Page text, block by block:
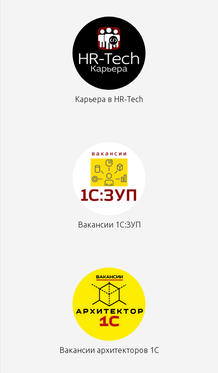
Карьера в HR-Tech
Вакансии 1С:ЗУП
Вакансии архитекторов 1С